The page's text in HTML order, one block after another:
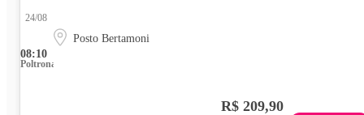
08:10
24/08
Posto Bertamoni
Poltrona
R$ 209,90